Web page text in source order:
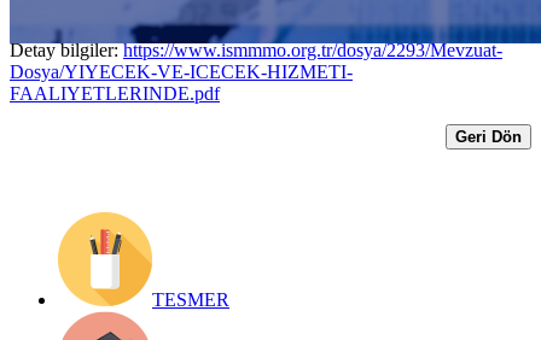
Detay bilgiler:https://www.ismmmo.org.tr/dosya/2293/Mevzuat-
Dosya/YIYECEK-VE-ICECEK-HIZMETI-
FAALIYETLERINDE.pdf
Geri Dön
TESMER